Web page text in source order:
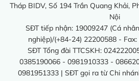
Tháp BIDV, Số 194 Trần Quang Khải,
Nội
SĐT tiếp nhận: 19009247 (Cá
nghiệp)/(+84-24) 22200588 -
SĐT Tổng đài TTCSKH:
0385190066 - 0981910333 -
0981951333 | SĐT gọi ra từ Chi